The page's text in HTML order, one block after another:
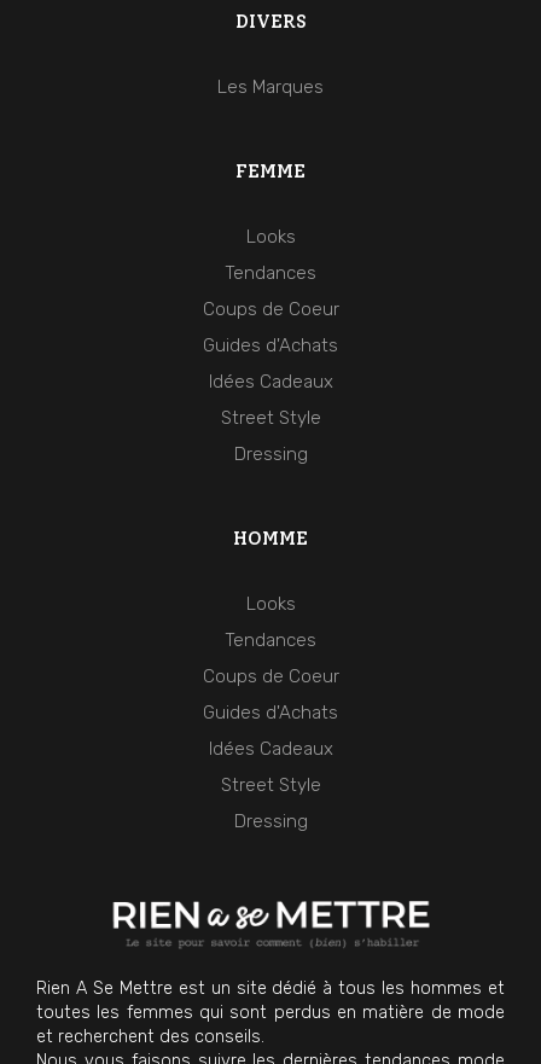
Rien A Se Mettre est un site dédié à tous les hommes et
toutes les femmes qui sont perdus en matière de mode
et recherchent des conseils.
HOMME
Looks
Tendances
Coups de Coeur
Guides d'Achats
Idées Cadeaux
Street Style
Dressing
FEMME
Looks
Tendances
Coups de Coeur
Guides d'Achats
Idées Cadeaux
Street Style
Dressing
DIVERS
Les Marques